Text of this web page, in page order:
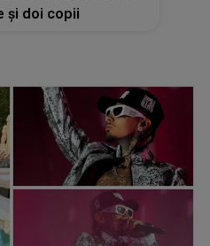
și doi copii